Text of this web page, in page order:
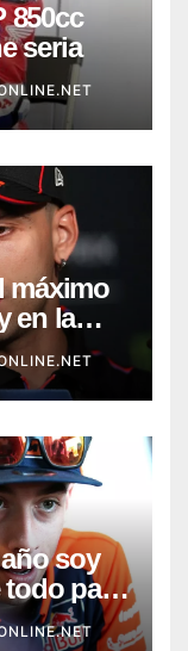
850cc
seria
máximo
en la
una
soy
para